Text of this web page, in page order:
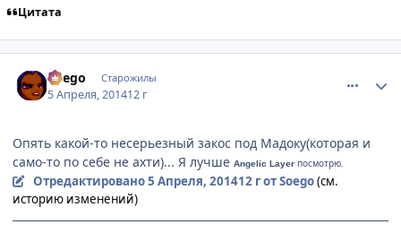
Цитата
Soego Старожилы
5 Апреля, 201412 г
Опять какой-то несерьезный закос под Мадоку(которая и
само-то по себе не ахти)... Я лучше Angelic Layer посмотрю.
Отредактировано5 Апреля, 201412 гот Soego(см.
историю изменений)